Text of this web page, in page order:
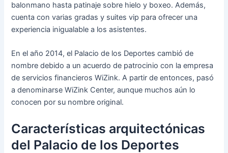
balonmano hasta patinaje sobre hielo y boxeo. Además,
cuenta con varias gradas y suites vip para ofrecer una
experiencia inigualable a los asistentes.
En el año 2014, el Palacio de los Deportes cambió de
nombre debido a un acuerdo de patrocinio con la empresa
de servicios financieros WiZink. A partir de entonces, pasó
a denominarse WiZink Center, aunque muchos aún lo
conocen por su nombre original.
Características arquitectónicas
del Palacio de los Deportes